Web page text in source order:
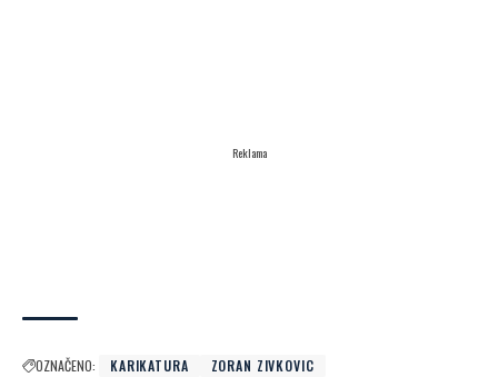
Reklama
OZNAČENO: KARIKATURA
ZORAN ZIVKOVIC